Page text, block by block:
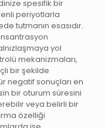
spesifik bir
periyotlarla
tutmanın esasıdır.
yol
mekanizmaları,
bir şekilde
negatif sonuçları en
bir oturum süresini
veya belirli bir
özelliği